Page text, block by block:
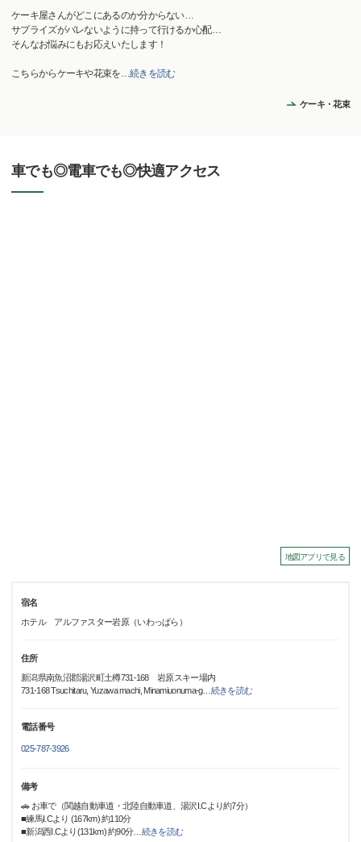
ケーキ屋さんがどこにあるのか分からない…
サプライズがバレないように持って行けるか心配…
そんなお悩みにもお応えいたします！
こちらからケーキや花束を…続きを読む
ケーキ・花束
車でも◎電車でも◎快適アクセス
地図アプリで見る
宿名
ホテル アルファスター岩原（いわっぱら）
住所
新潟県南魚沼郡湯沢町土樽731-168 岩原スキー場内
731-168 Tsuchitaru, Yuzawa machi, Minamiuonuma-g… 続きを読む
電話番号
025-787-3926
備考
🚗 お車で（関越自動車道・北陸自動車道、湯沢I.Cより約7分）
■練馬I.Cより (167km) 約110分
■新潟西I.Cより(131km) 約90分… 続きを読む